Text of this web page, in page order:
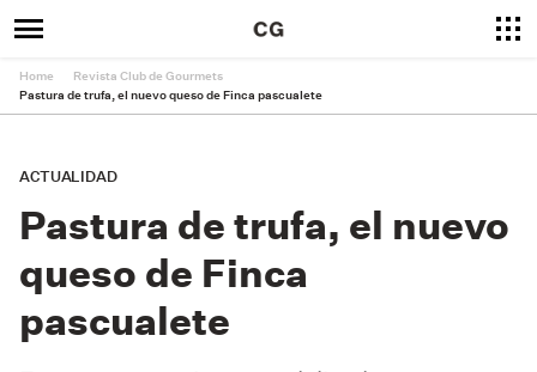
Home
Revista Club de Gourmets
Pastura de trufa, el nuevo queso de Finca pascualete
ACTUALIDAD
Pastura de trufa, el nuevo
queso de Finca
pascualete